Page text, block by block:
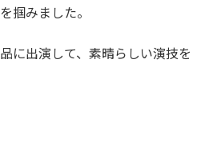
掴みました。
に出演して、素晴らしい演技を